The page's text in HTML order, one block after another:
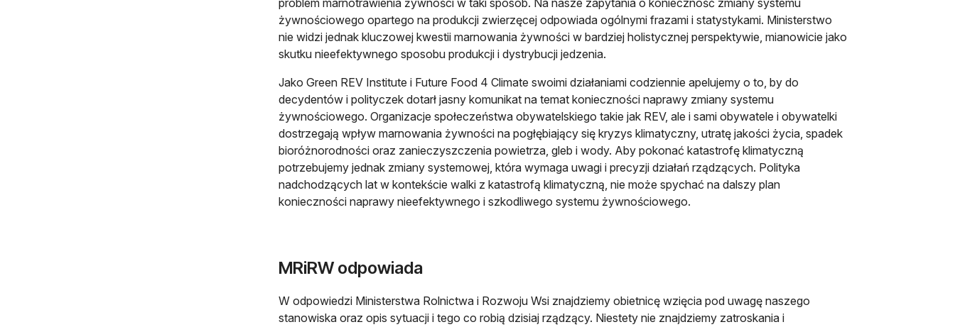
problem marnotrawienia żywności w taki sposób. Na nasze zapytania o konieczność zmiany systemu
żywnościowego opartego na produkcji zwierzęcej odpowiada ogólnymi frazami i statystykami. Ministerstwo
nie widzi jednak kluczowej kwestii marnowania żywności w bardziej holistycznej perspektywie, mianowicie jako
skutku nieefektywnego sposobu produkcji i dystrybucji jedzenia.
Jako Green REV Institute i Future Food 4 Climate swoimi działaniami codziennie apelujemy o to, by do
decydentów i polityczek dotarł jasny komunikat na temat konieczności naprawy zmiany systemu
żywnościowego. Organizacje społeczeństwa obywatelskiego takie jak REV, ale i sami obywatele i obywatelki
dostrzegają wpływ marnowania żywności na pogłębiający się kryzys klimatyczny, utratę jakości życia, spadek
bioróżnorodności oraz zanieczyszczenia powietrza, gleb i wody. Aby pokonać katastrofę klimatyczną
potrzebujemy jednak zmiany systemowej, która wymaga uwagi i precyzji działań rządzących. Polityka
nadchodzących lat w kontekście walki z katastrofą klimatyczną, nie może spychać na dalszy plan
konieczności naprawy nieefektywnego i szkodliwego systemu żywnościowego.
MRiRW odpowiada
W odpowiedzi Ministerstwa Rolnictwa i Rozwoju Wsi znajdziemy obietnicę wzięcia pod uwagę naszego
stanowiska oraz opis sytuacji i tego co robią dzisiaj rządzący. Niestety nie znajdziemy zatroskania i